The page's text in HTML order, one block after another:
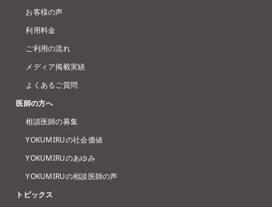
お客様の声
利用料金
ご利用の流れ
メディア掲載実績
よくあるご質問
医師の方へ
相談医師の募集
YOKUMIRUの社会価値
YOKUMIRUのあゆみ
YOKUMIRUの相談医師の声
トピックス